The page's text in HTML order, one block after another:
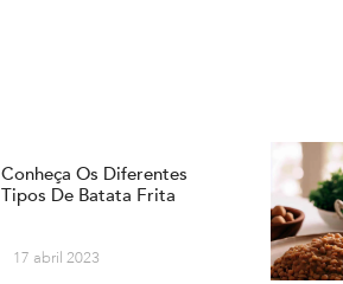
Conheça Os Diferentes
Tipos De Batata Frita
17 abril 2023